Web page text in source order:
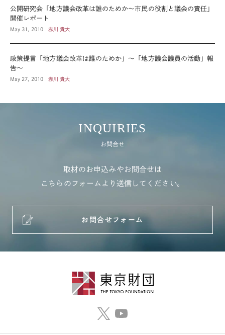
公開研究会「地方議会改革は誰のためか～市民の役割と議会の責任」
開催レポート
May 31, 2010 赤川 貴大
政策提言「地方議会改革は誰のためか」～「地方議会議員の活動」報
告～
May 27, 2010 赤川 貴大
INQUIRIES
お問合せ
取材のお申込みやお問合せは
こちらのフォームより送信してください。
お問合せフォーム